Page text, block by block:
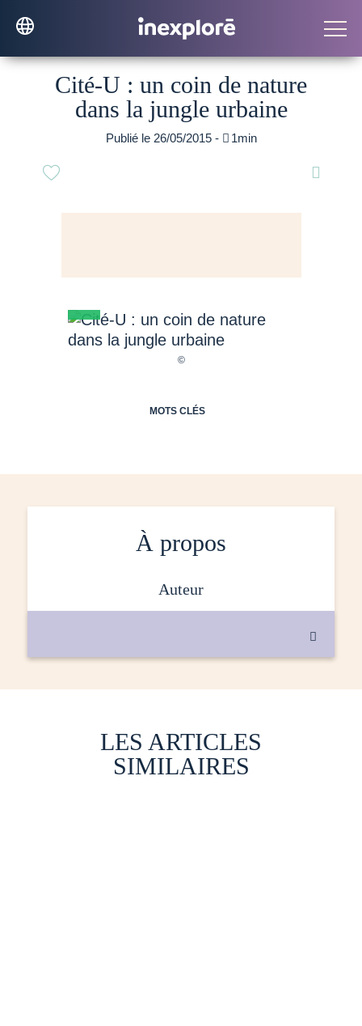
Cité-U : un coin de nature
dans la jungle urbaine
Publié le 26/05/2015 -  1min

MOTS CLÉS
À propos
auteur

LES ARTICLES
SIMILAIRES